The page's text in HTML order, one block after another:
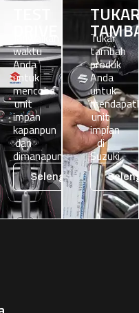
waktu
Anda
untuk
mencoba
unit
impan
kapanpun
dan
dimanapun.
Selengkapnya
Tukar
tambah
produk
Anda
untuk
unit
impian
di
Suzuki.